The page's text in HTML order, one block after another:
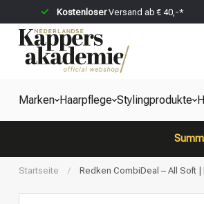
KostenloserVersand ab € 40,-*
Marken Haarpflege Stylingprodukte
Startseite / Redken CombiDeal – All Soft